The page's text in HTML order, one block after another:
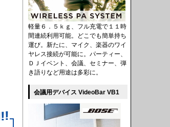
軽量６．５ｋｇ、フル充電で１１時
間連続利用可能。どこでも簡単持ち
運び。新たに、マイク、楽器のワイ
ヤレス接続が可能に。パーティー、
ＤＪイベント、会議、セミナー、弾
き語りなど用途は多彩に。
会議用デバイス VideoBar VB1